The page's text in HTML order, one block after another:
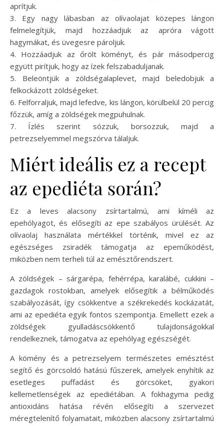
aprítjuk.
3. Egy nagy lábasban az olívaolajat közepes lángon
felmelegítjük, majd hozzáadjuk az apróra vágott
hagymákat, és üvegesre pároljuk.
4. Hozzáadjuk az őrölt köményt, és pár másodpercig
együtt pirítjuk, hogy az ízek felszabaduljanak.
5. Beleöntjük a zöldségalaplevet, majd beledobjuk a
felkockázott zöldségeket.
6. Felforraljuk, majd lefedve, kis lángon, körülbelül 20 percig
főzzük, amíg a zöldségek megpuhulnak.
7. Ízlés szerint sózzuk, borsozzuk, majd a
petrezselyemmel megszórva tálaljuk.
Miért ideális ez a recept
az epediéta során?
Ez a leves alacsony zsírtartalmú, ami kíméli az
epehólyagot, és elősegíti az epe szabályos ürülését. Az
olívaolaj használata mértékkel történik, mivel ez az
egészséges zsiradék támogatja az epeműködést,
miközben nem terheli túl az emésztőrendszert.
A zöldségek – sárgarépa, fehérrépa, karalábé, cukkini –
gazdagok rostokban, amelyek elősegítik a bélműködés
szabályozását, így csökkentve a székrekedés kockázatát,
ami az epediéta egyik fontos szempontja. Emellett ezek a
zöldségek gyulladáscsökkentő tulajdonságokkal
rendelkeznek, támogatva az epehólyag egészségét.
A kömény és a petrezselyem természetes emésztést
segítő és görcsoldó hatású fűszerek, amelyek enyhítik az
esetleges puffadást és görcsöket, gyakori
kellemetlenségek az epediétában. A fokhagyma pedig
antioxidáns hatása révén elősegíti a szervezet
méregtelenítő folyamatait, miközben alacsony zsírtartalmú